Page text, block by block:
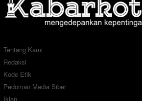
Tentang Kami
Redaksi
Kode Etik
Pedoman Media Siber
Iklan